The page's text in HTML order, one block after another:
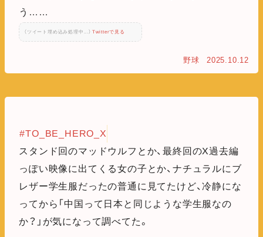
う……
（ツイート埋め込み処理中...） Twitterで見る
野球 2025.10.12
#TO_BE_HERO_X
スタンド回のマッドウルフとか、最終回のX過去編
っぽい映像に出てくる女の子とか、ナチュラルにブ
レザー学生服だったの普通に見てたけど、冷静にな
ってから「中国って日本と同じような学生服なの
か？」が気になって調べてた。